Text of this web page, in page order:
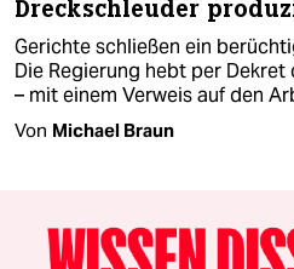
Dreckschleuder
Gerichte schließen ein
Die Regierung hebt per
– mit einem Verweis auf den
Von Michael Braun